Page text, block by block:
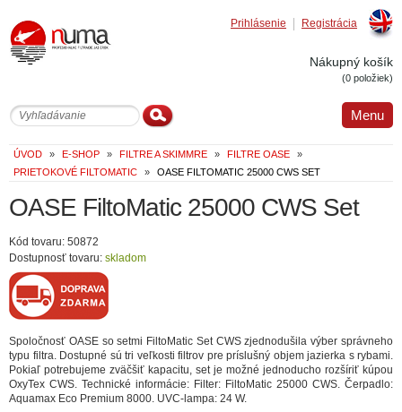
Registrácia
Prihlásenie
Nákupný košík
(0 položiek)
Menu
ÚVOD » E-SHOP » FILTRE A SKIMMRE » FILTRE OASE
»
PRIETOKOVÉ FILTOMATIC
» OASE FILTOMATIC 25000 CWS SET
OASE FiltoMatic 25000 CWS Set
Kód tovaru: 50872
Dostupnosť tovaru: skladom
Spoločnosť OASE so setmi FiltoMatic Set CWS zjednodušila výber správneho
typu filtra. Dostupné sú tri veľkosti filtrov pre príslušný objem jazierka s rybami.
Pokiaľ potrebujeme zväčšiť kapacitu, set je možné jednoducho rozšíriť kúpou
OxyTex CWS. Technické informácie: Filter: FiltoMatic 25000 CWS. Čerpadlo:
Aquamax Eco Premium 8000. UVC-lampa: 24 W.